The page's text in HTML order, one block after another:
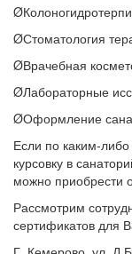
ØСтоматология
ØВрачебная
ØЛабораторные
ØОформление
Если по каким-
курсовку в
можно приобрести
Рассмотрим
сертификатов для